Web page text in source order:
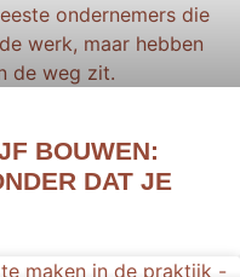
BOUWEN:
DAT JE